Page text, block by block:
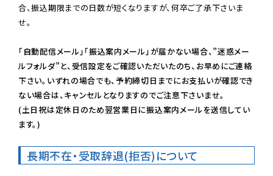
合、振込期限までの日数が短くなりますが、何卒ご了承下さいま
せ。
「自動配信メール」「振込案内メール」が届かない場合、”迷惑メー
ルフォルダ”と、受信設定をご確認いただいたのち、お早めにご連絡
下さい。いずれの場合でも、予約締切日までにお支払いが確認でき
ない場合は、キャンセルとなりますのでご注意下さいませ。
(土日祝は定休日のため翌営業日に振込案内メールを送信してい
ます。)
長期不在・受取辞退(拒否)について